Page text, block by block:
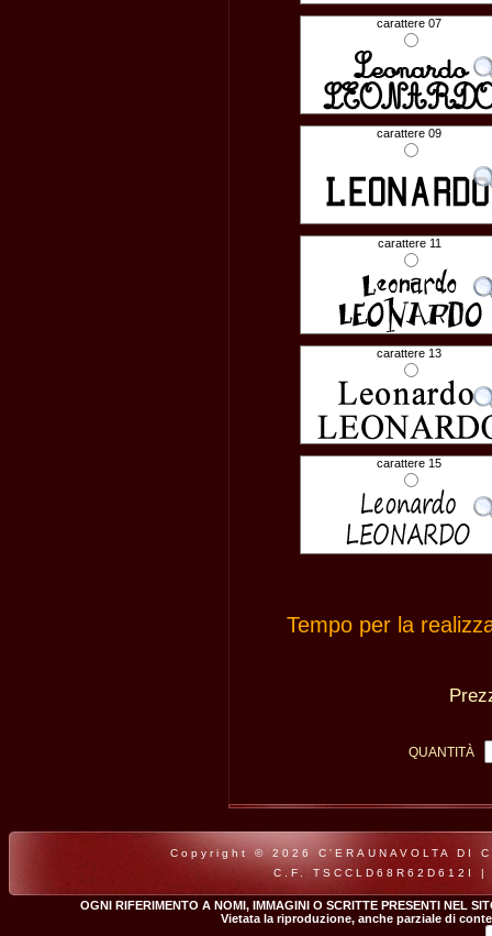
carattere 07
carattere 09
carattere 11
carattere 13
carattere 15
Tempo per la
QUANTITÀ
Copyright © 2026 C'ERAUNAVOLTA
C.F. TSCCLD68R62D612I
OGNI RIFERIMENTO A NOMI, IMMAGINI O SCRITTE PRESENTI NEL
Vietata la riproduzione, anche parziale di